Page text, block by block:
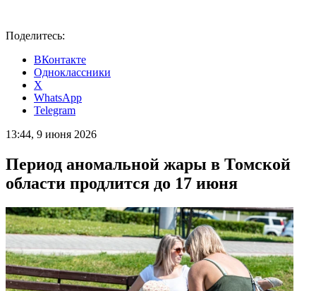
Поделитесь:
ВКонтакте
Одноклассники
X
WhatsApp
Telegram
13:44, 9 июня 2026
Период аномальной жары в Томской
области продлится до 17 июня